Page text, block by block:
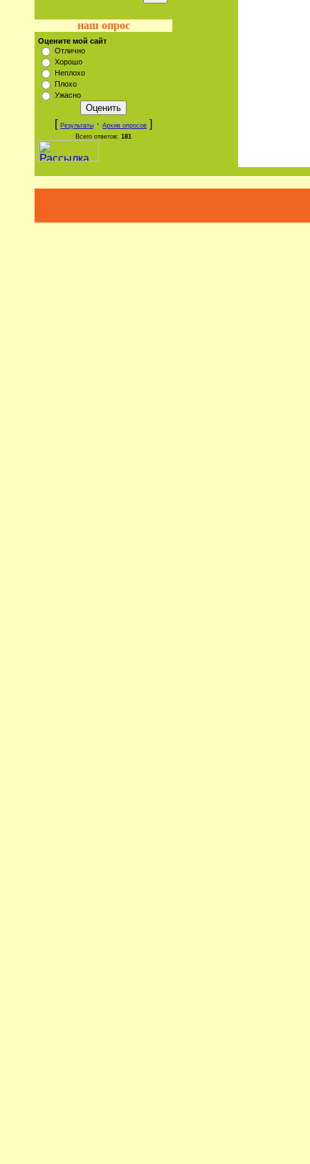
наш опрос
Оцените мой сайт
Отлично
Хорошо
Неплохо
Плохо
Ужасно
[ Результаты · Архив опросов ]
Всего ответов: 181